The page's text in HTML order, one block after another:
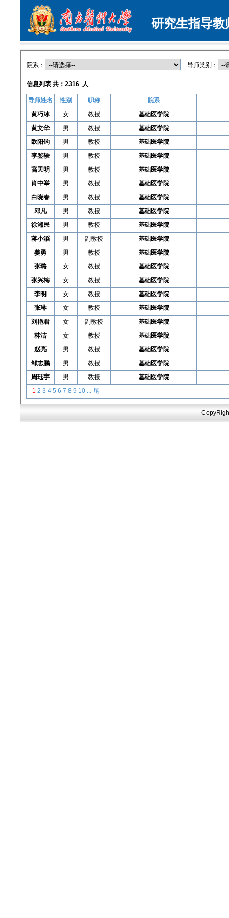
研究生指导教
院系： 导师类别：
信息列表 共：2316 人
导师姓名 性别 职称
院系
黄巧冰
女 教授
基础医学院
黄文华
男 教授
基础医学院
欧阳钧
男 教授
基础医学院
李鉴轶
男 教授
基础医学院
高天明
男 教授
基础医学院
肖中举
男 教授
基础医学院
白晓春
男 教授
基础医学院
邓凡
男 教授
基础医学院
徐湘民
男 教授
基础医学院
蒋小滔
男 副教授
基础医学院
姜勇
男 教授
基础医学院
张璐
女 教授
基础医学院
张兴梅
女 教授
基础医学院
李明
女 教授
基础医学院
张琳
女 教授
基础医学院
刘艳君
女 副教授
基础医学院
林洁
女 教授
基础医学院
赵亮
男 教授
基础医学院
邹志鹏
男 教授
基础医学院
周珏宇
男 教授
基础医学院
1 2 3 4 5 6 7 8 9 10 ... 尾